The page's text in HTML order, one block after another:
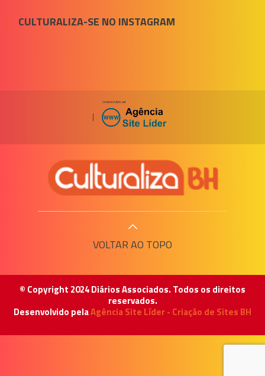
CULTURALIZA-SE NO INSTAGRAM
|
VOLTAR AO TOPO
© Copyright 2024 Diários Associados. Todos os direitos
reservados.
Desenvolvido pelaAgência Site Líder - Criação de Sites BH